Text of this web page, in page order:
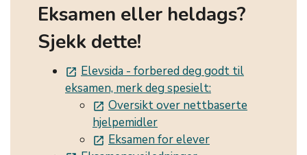
Eksamen eller heldags?
Sjekk dette!
launch Elevsida - forbered deg godt til
eksamen, merk deg spesielt:
launch Oversikt over nettbaserte
hjelpemidler
launch Eksamen for elever